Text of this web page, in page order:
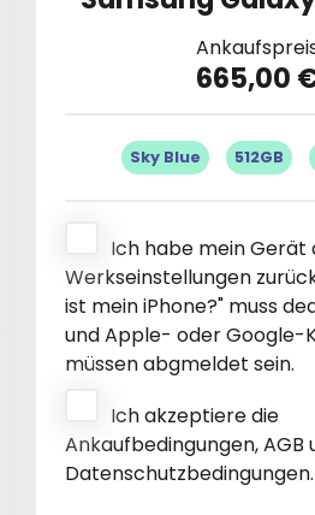
665,00
Sky Blue 512GB
Ich habe mein Gerät
Werkseinstellungen
ist mein iPhone?" muss
und Apple- oder Google-
müssen abgmeldet sein.
Ich akzeptiere die
Ankaufbedingungen, AGB
Datenschutzbedingungen.